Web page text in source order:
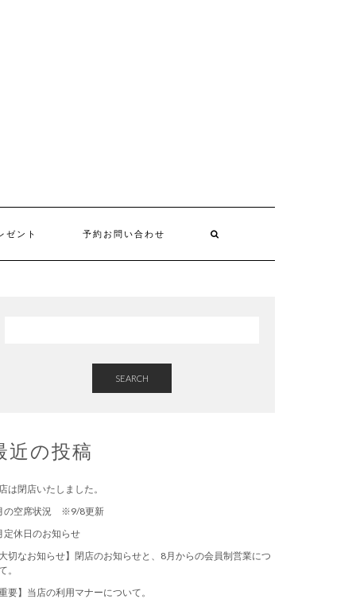
ゼント 予約お問い合わせ
SEARCH
近の投稿
は閉店いたしました。
の空席状況 ※9/8更新
定休日のお知らせ
大切なお知らせ】閉店のお知らせと、8月からの会員制営業につ
。
重要】当店の利用マナーについて。